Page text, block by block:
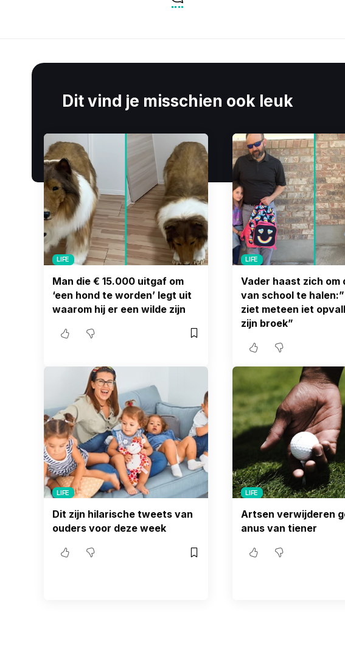
Dit vind je misschien ook leuk
LIFE
Man die € 15.000 uitgaf om
‘een hond te worden’ legt uit
waarom hij er een wilde zijn
LIFE
Vader haast zich om
van school te
ziet meteen iet
zijn broek”
LIFE
Dit zijn hilarische tweets van
ouders voor deze week
LIFE
Artsen verwijderen
anus van tiener